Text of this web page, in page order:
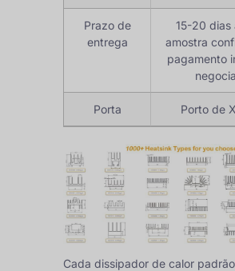
Prazo de
entrega
15-20 dias
amostra
pagamento
Porta Porto de
Cada dissipador de calor